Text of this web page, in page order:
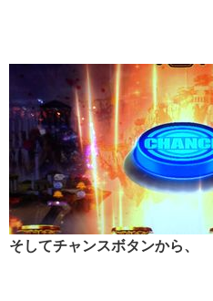
そしてチャンスボタンから、